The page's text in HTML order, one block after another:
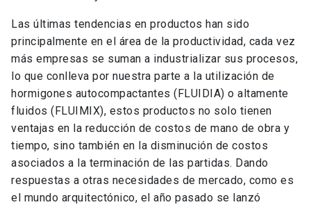
Las últimas tendencias en productos han sido
principalmente en el área de la productividad, cada vez
más empresas se suman a industrializar sus procesos,
lo que conlleva por nuestra parte a la utilización de
hormigones autocompactantes (FLUIDIA) o altamente
fluidos (FLUIMIX), estos productos no solo tienen
ventajas en la reducción de costos de mano de obra y
tiempo, sino también en la disminución de costos
asociados a la terminación de las partidas. Dando
respuestas a otras necesidades de mercado, como es
el mundo arquitectónico, el año pasado se lanzó